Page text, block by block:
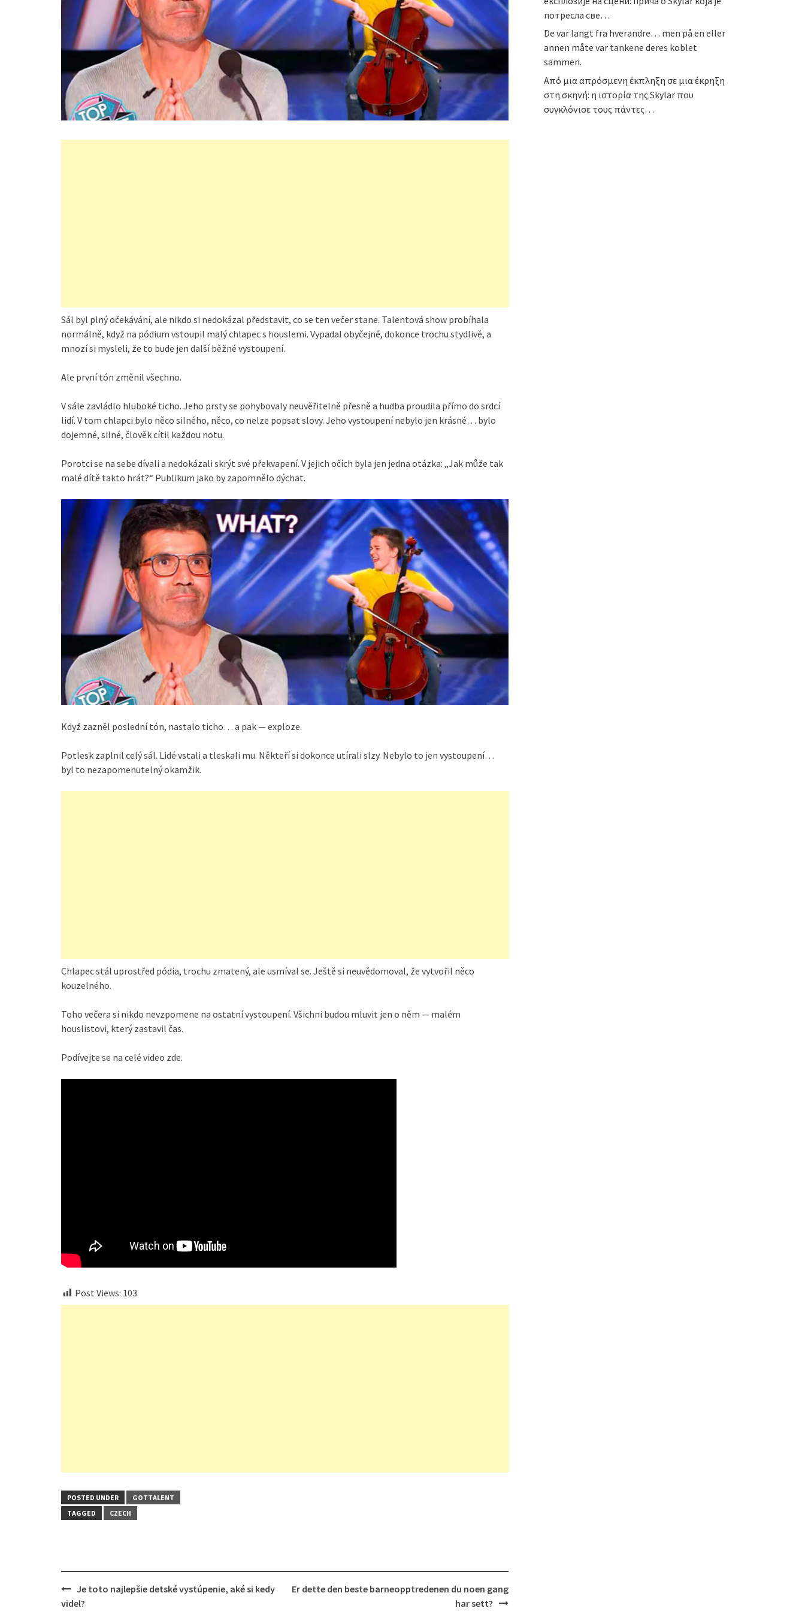
Sál byl plný očekávání, ale nikdo si nedokázal představit, co se ten večer stane. Talentová show probíhala
normálně, když na pódium vstoupil malý chlapec s houslemi. Vypadal obyčejně, dokonce trochu stydlivě, a
mnozí si mysleli, že to bude jen další běžné vystoupení.
Ale první tón změnil všechno.
V sále zavládlo hluboké ticho. Jeho prsty se pohybovaly neuvěřitelně přesně a hudba proudila přímo do srdcí
lidí. V tom chlapci bylo něco silného, něco, co nelze popsat slovy. Jeho vystoupení nebylo jen krásné… bylo
dojemné, silné, člověk cítil každou notu.
Porotci se na sebe dívali a nedokázali skrýt své překvapení. V jejich očích byla jen jedna otázka: „Jak může tak
malé dítě takto hrát?“ Publikum jako by zapomnělo dýchat.
Když zazněl poslední tón, nastalo ticho… a pak — exploze.
Potlesk zaplnil celý sál. Lidé vstali a tleskali mu. Někteří si dokonce utírali slzy. Nebylo to jen vystoupení…
byl to nezapomenutelný okamžik.
Chlapec stál uprostřed pódia, trochu zmatený, ale usmíval se. Ještě si neuvědomoval, že vytvořil něco
kouzelného.
Toho večera si nikdo nevzpomene na ostatní vystoupení. Všichni budou mluvit jen o něm — malém
houslistovi, který zastavil čas.
Podívejte se na celé video zde.
Post Views: 103
POSTED UNDER
GOTTALENT
TAGGED
CZECH
Post
navigation
Je toto najlepšie detské vystúpenie, aké si kedy
videl?
Er dette den beste barneopptredenen du noen gang
har sett?
потресла све…
De var langt fra hverandre… men på en eller
annen måte var tankene deres koblet
sammen.
Από μια απρόσμενη έκπληξη σε μια έκρηξη
στη σκηνή: η ιστορία της Skylar που
συγκλόνισε τους πάντες…